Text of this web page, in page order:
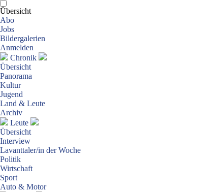
Übersicht
Abo
Jobs
Bildergalerien
Anmelden
Chronik
Übersicht
Panorama
Kultur
Jugend
Land & Leute
Archiv
Leute
Übersicht
Interview
Lavanttaler/in der Woche
Politik
Wirtschaft
Sport
Auto & Motor